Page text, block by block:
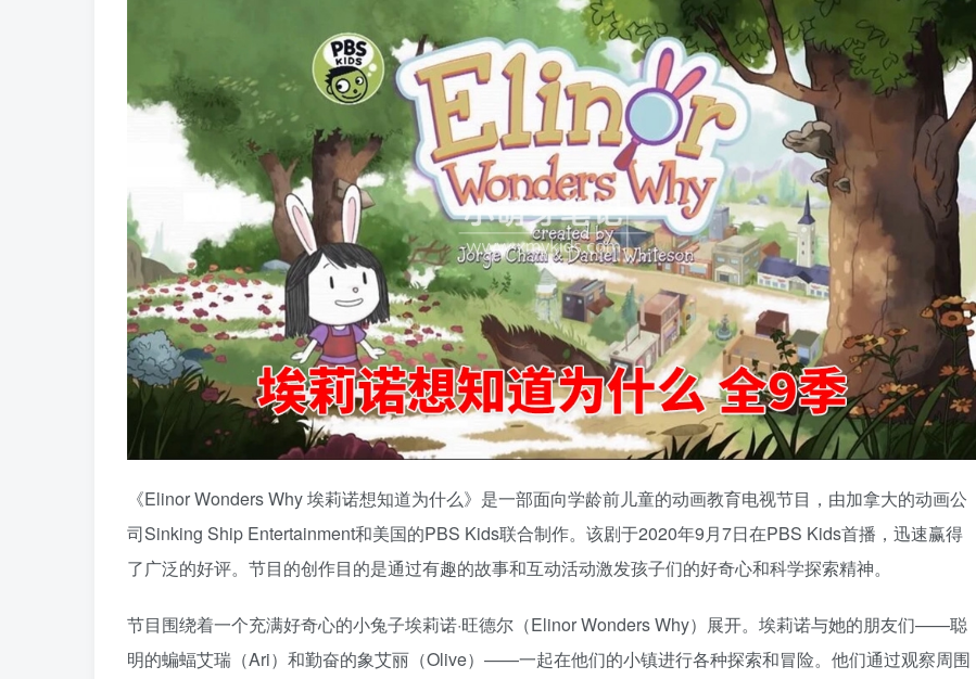
《Elinor Wonders Why 埃莉诺想知道为什么》是一部面向学龄前儿童的动画教育电视节目，由加拿大的动画公
司Sinking Ship Entertainment和美国的PBS Kids联合制作。该剧于2020年9月7日在PBS Kids首播，迅速赢得
了广泛的好评。节目的创作目的是通过有趣的故事和互动活动激发孩子们的好奇心和科学探索精神。
节目围绕着一个充满好奇心的小兔子埃莉诺·旺德尔（Elinor Wonders Why）展开。埃莉诺与她的朋友们——聪
明的蝙蝠艾瑞（Ari）和勤奋的象艾丽（Olive）——一起在他们的小镇进行各种探索和冒险。他们通过观察周围